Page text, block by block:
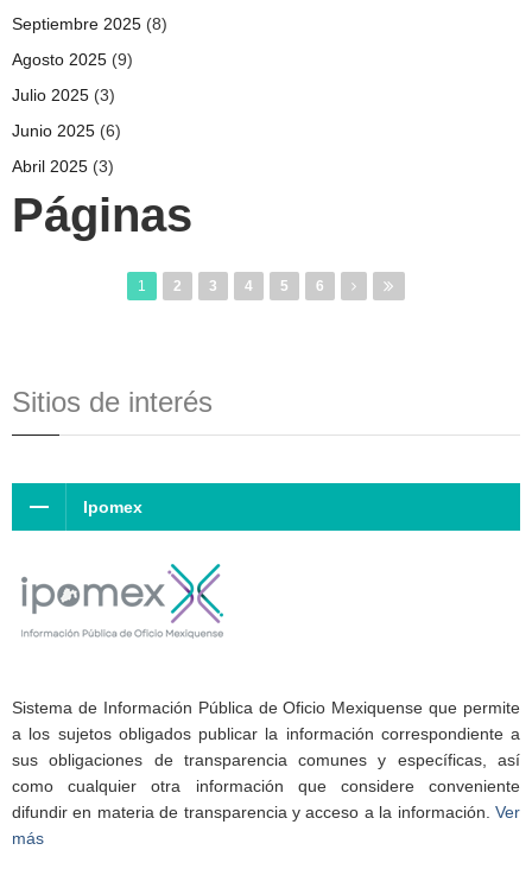
Septiembre 2025 (8)
Agosto 2025 (9)
Julio 2025 (3)
Junio 2025 (6)
Abril 2025 (3)
Páginas
1 2 3 4 5 6
Sitios de interés
Ipomex
Sistema de Información Pública de Oficio Mexiquense que permite
a los sujetos obligados publicar la información correspondiente a
sus obligaciones de transparencia comunes y específicas, así
como cualquier otra información que considere conveniente
difundir en materia de transparencia y acceso a la información. Ver
más